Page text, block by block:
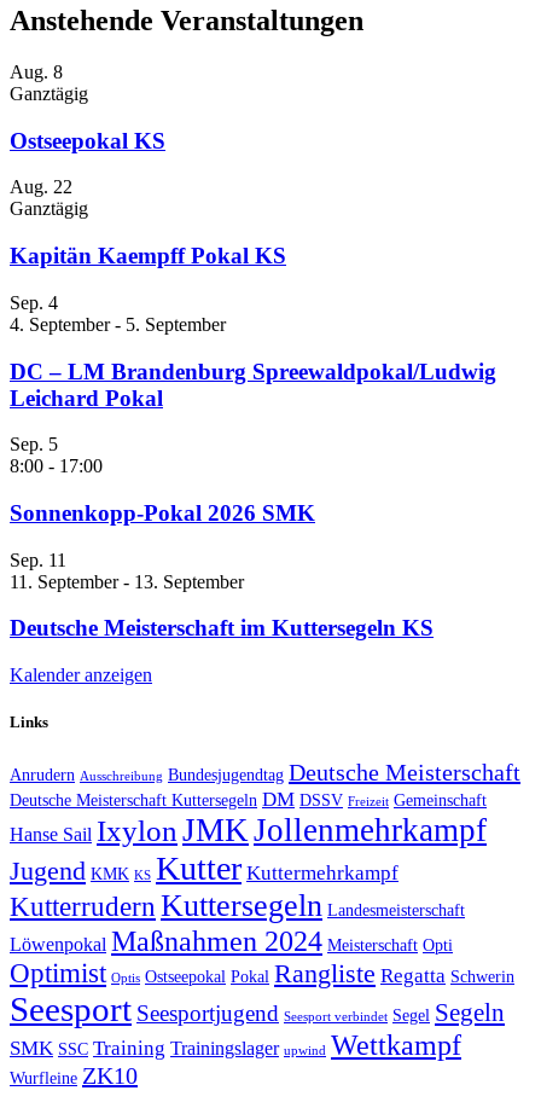
Anstehende Veranstaltungen
Aug. 8
Ganztägig
Ostseepokal KS
Aug. 22
Ganztägig
Kapitän Kaempff Pokal KS
Sep. 4
4. September- 5. September
DC – LM Brandenburg Spreewaldpokal/Ludwig
Leichard Pokal
Sep. 5
8:00 - 17:00
Sonnenkopp-Pokal 2026 SMK
Sep. 11
11. September- 13. September
Deutsche Meisterschaft im Kuttersegeln KS
Kalender anzeigen
Links
Anrudern Ausschreibung Bundesjugendtag Deutsche Meisterschaft
Deutsche Meisterschaft Kuttersegeln DM DSSV Freizeit Gemeinschaft
Hanse Sail IxylonJMKJollenmehrkampf
Jugend KMK KS Kutter Kuttermehrkampf
Kutterrudern Kuttersegeln Landesmeisterschaft
Löwenpokal Maßnahmen 2024 Meisterschaft Opti
Optimist Optis Ostseepokal Pokal Rangliste Regatta Schwerin
Seesport Seesportjugend Seesport verbindet Segel Segeln
SMK SSC Training Trainingslager upwind Wettkampf
Wurfleine ZK10